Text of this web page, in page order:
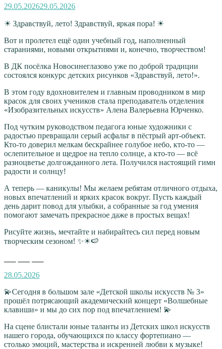
Опубликовано
29.05.202629.05.2026
☀ Здравствуй, лето! Здравствуй, яркая пора! ☀
Вот и пролетел ещё один учебный год, наполненный
стараниями, новыми открытиями и, конечно, творчеством!
В ДК посёлка Новосинеглазово уже по доброй традиции
состоялся конкурс детских рисунков «Здравствуй, лето!».
В этом году вдохновителем и главным проводником в мир
красок для своих учеников стала преподаватель отделения
«Изобразительных искусств» Алена Валерьевна Юрченко.
Под чутким руководством педагога юные художники с
радостью превращали серый асфальт в пёстрый арт-объект.
Кто-то доверил мелкам бескрайнее голубое небо, кто-то —
ослепительное и щедрое на тепло солнце, а кто-то — всё
разноцветье долгожданного лета. Получился настоящий гимн
радости и солнцу!
А теперь — каникулы! Мы желаем ребятам отличного отдыха,
новых впечатлений и ярких красок вокруг. Пусть каждый
день дарит повод для улыбки, а собранные за год умения
помогают замечать прекрасное даже в простых вещах!
Рисуйте жизнь, мечтайте и набирайтесь сил перед новым
творческим сезоном! ✨☀🍉
Опубликовано
28.05.2026
💫Сегодня в большом зале «Детской школы искусств № 3»
прошёл потрясающий академический концерт «Волшебные
клавиши» и мы до сих пор под впечатлением! 💫
На сцене блистали юные таланты из Детских школ искусств
нашего города, обучающихся по классу фортепиано —
столько эмоций, мастерства и искренней любви к музыке!